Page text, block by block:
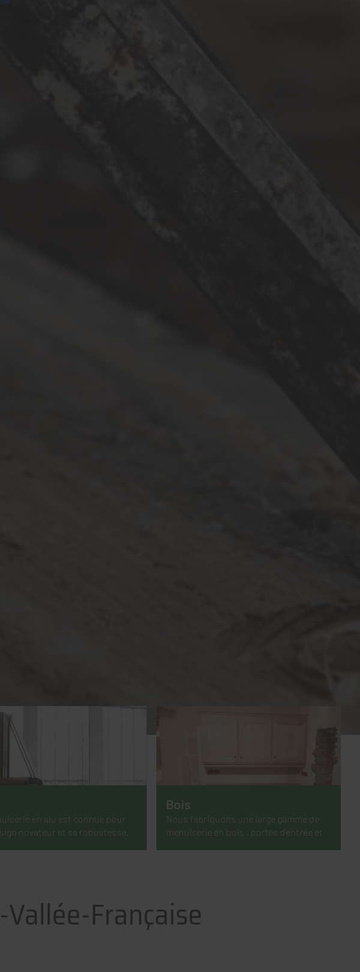
Française
en alu est connue pour
novateur et sa robustesse.
Bois
Nous fabriquons une large gamme de
menuiserie en bois : portes d’entrée et